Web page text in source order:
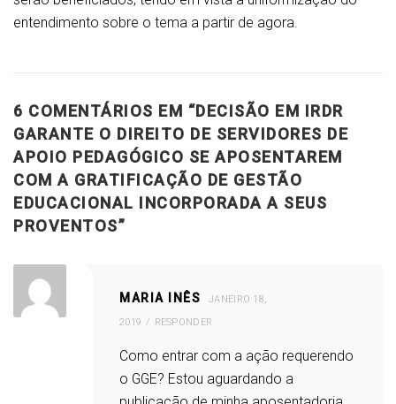
entendimento sobre o tema a partir de agora.
6 COMENTÁRIOS EM “DECISÃO EM IRDR
GARANTE O DIREITO DE SERVIDORES DE
APOIO PEDAGÓGICO SE APOSENTAREM
COM A GRATIFICAÇÃO DE GESTÃO
EDUCACIONAL INCORPORADA A SEUS
PROVENTOS”
MARIA INÊS
JANEIRO 18,
2019
RESPONDER
Como entrar com a ação requerendo
o GGE? Estou aguardando a